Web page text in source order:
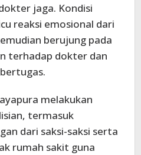
jaga. Kondisi
reaksi emosional dari
berujung pada
terhadap dokter dan
melakukan
termasuk
dari saksi-saksi serta
rumah sakit guna